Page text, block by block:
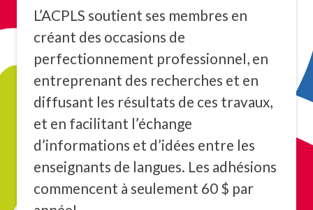
L’ACPLS soutient ses membres en
créant des occasions de
perfectionnement professionnel, en
entreprenant des recherches et en
diffusant les résultats de ces travaux,
et en facilitant l’échange
d’informations et d’idées entre les
enseignants de langues. Les adhésions
commencent à seulement 60 $ par